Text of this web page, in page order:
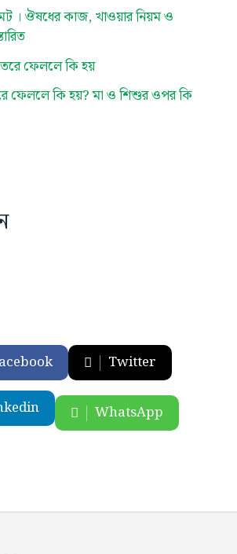
। ঔষধের কাজ, খাওয়ার নিয়ম ও
ফেললে কি হয়? মা ও শিশুর ওপর কি
Twitter
WhatsApp